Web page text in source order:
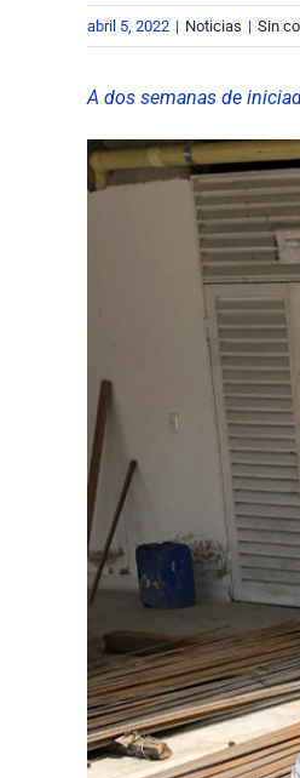
abril 5, 2022 | Noticias | Sin
A dos semanas de